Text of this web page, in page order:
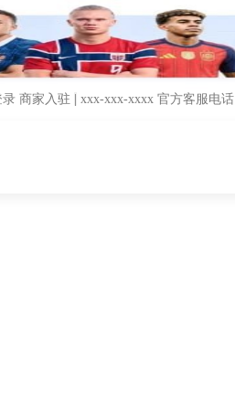
录 商家入驻 xxx-xxx-xxxx 官方客服电话